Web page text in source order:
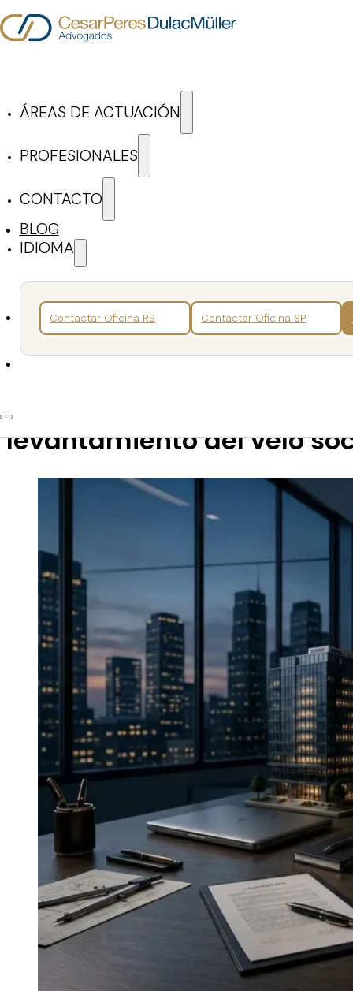
ÁREAS DE ACTUACIÓN
PROFESIONALES
CONTACTO
BLOG
IDIOMA
Contactar Oficina RS Contactar Oficina SP
Blog de Cesar Peres
ARTÍCULOS Y NOTICIAS
Volver
Artículos
19 de junio de 2026
Protección patrimonial y el
levantamiento del velo